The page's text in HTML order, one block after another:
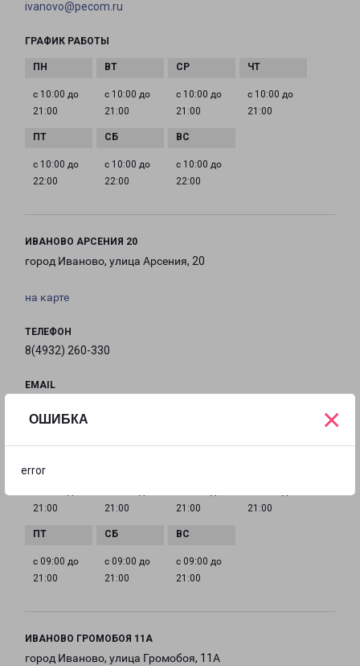
ОШИБКА
error
×
ivanovo@pecom.ru
ГРАФИК РАБОТЫ
с 10:00 до
21:00
с 10:00 до
21:00
с 10:00 до
21:00
с 10:00 до
21:00
с 10:00 до
22:00
с 10:00 до
22:00
с 10:00 до
22:00
ИВАНОВО АРСЕНИЯ 20
город Иваново, улица Арсения, 20
на карте
ТЕЛЕФОН
8(4932) 260-330
EMAIL
21:00
21:00
21:00
21:00
с 09:00 до
21:00
с 09:00 до
21:00
с 09:00 до
21:00
ИВАНОВО ГРОМОБОЯ 11А
город Иваново, улица Громобоя, 11А